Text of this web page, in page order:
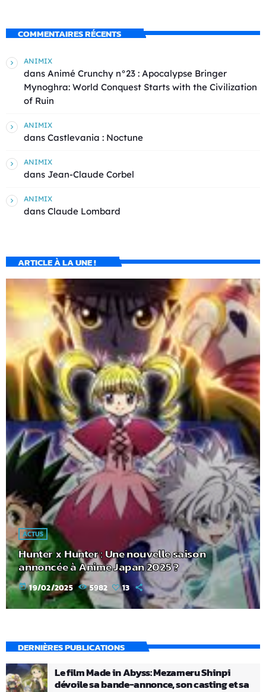
COMMENTAIRES RÉCENTS
ANIMIX
dans Animé Crunchy n°23 : Apocalypse Bringer
Mynoghra: World Conquest Starts with the Civilization
of Ruin
ANIMIX
dans Castlevania : Noctune
ANIMIX
dans Jean-Claude Corbel
ANIMIX
dans Claude Lombard
ARTICLE À LA UNE !
ACTUS
Hunter x Hunter : Une nouvelle saison
annoncée à Anime Japan 2025 ?
today 19/02/2025 5982 13
DERNIÈRES PUBLICATIONS
Le film Made in Abyss: Mezameru Shinpi
dévoile sa bande-annonce, son casting et sa